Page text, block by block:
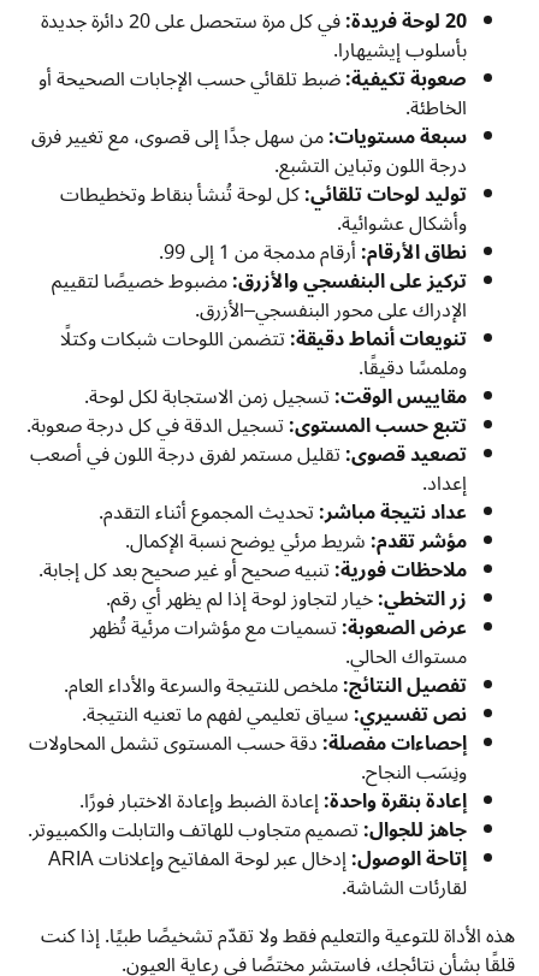
20 لوحة فريدة: في كل مرة ستحصل على 20 دائرة جديدة
بأسلوب إيشيهارا.
صعوبة تكيفية:ضبط تلقائي حسب الإجابات الصحيحة أو
الخاطئة.
سبعة مستويات:من سهل جدًا إلى قصوى، مع تغيير فرق
درجة اللون وتباين التشبع.
توليد لوحات تلقائي:كل لوحة تُنشأ بنقاط وتخطيطات
وأشكال عشوائية.
نطاق الأرقام:أرقام مدمجة من 1 إلى 99.
تركيز على البنفسجي والأزرق:مضبوط خصيصًا لتقييم
الإدراك على محور البنفسجي–الأزرق.
تنويعات أنماط دقيقة:تتضمن اللوحات شبكات وكتلًا
وملمسًا دقيقًا.
مقاييس الوقت:تسجيل زمن الاستجابة لكل لوحة.
تتبع حسب المستوى:تسجيل الدقة في كل درجة صعوبة.
تصعيد قصوى:تقليل مستمر لفرق درجة اللون في أصعب
إعداد.
عداد نتيجة مباشر:تحديث المجموع أثناء التقدم.
مؤشر تقدم:شريط مرئي يوضح نسبة الإكمال.
ملاحظات فورية:تنبيه صحيح أو غير صحيح بعد كل إجابة.
زر التخطي:خيار لتجاوز لوحة إذا لم يظهر أي رقم.
عرض الصعوبة:تسميات مع مؤشرات مرئية تُظهر
مستواك الحالي.
تفصيل النتائج:ملخص للنتيجة والسرعة والأداء العام.
نص تفسيري:سياق تعليمي لفهم ما تعنيه النتيجة.
إحصاءات مفصلة:دقة حسب المستوى تشمل المحاولات
ونِسَب النجاح.
إعادة بنقرة واحدة:إعادة الضبط وإعادة الاختبار فورًا.
جاهز للجوال:تصميم متجاوب للهاتف والتابلت والكمبيوتر.
إتاحة الوصول: إدخال عبر لوحة المفاتيح وإعلانات ARIA
لقارئات الشاشة.
هذه الأداة للتوعية والتعليم فقط ولا تقدّم تشخيصًا طبيًا. إذا كنت
قلقًا بشأن نتائجك، فاستشر مختصًا في رعاية العيون.